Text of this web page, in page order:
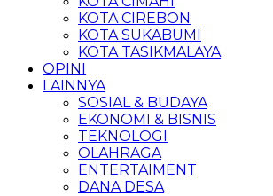
KOTA CIREBON
KOTA SUKABUMI
KOTA TASIKMALAYA
OPINI
LAINNYA
SOSIAL & BUDAYA
EKONOMI & BISNIS
TEKNOLOGI
OLAHRAGA
ENTERTAIMENT
DANA DESA